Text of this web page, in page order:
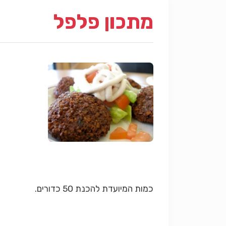
מתכון פלפל
כמות המיועדת להכנת 50 כדורים.